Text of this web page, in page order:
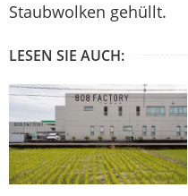
Staubwolken gehüllt.
LESEN SIE AUCH: